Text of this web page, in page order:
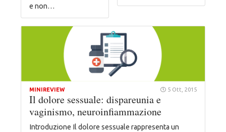
e non…
MINIREVIEW 5 Ott, 2015
Il dolore sessuale: dispareunia e
vaginismo, neuroinfiammazione
Introduzione Il dolore sessuale rappresenta un